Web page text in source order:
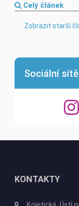
Celý článek
Zobrazit starší
Sociální sítě
KONTAKTY